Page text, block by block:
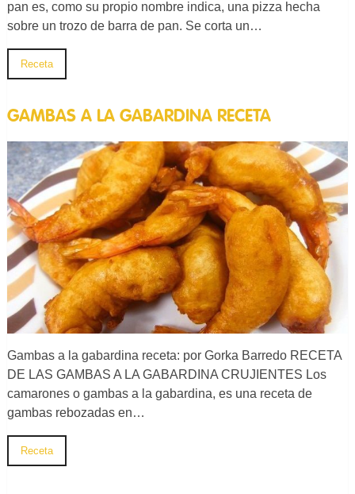
pan es, como su propio nombre indica, una pizza hecha
sobre un trozo de barra de pan. Se corta un…
Receta
GAMBAS A LA GABARDINA RECETA
Gambas a la gabardina receta: por Gorka Barredo RECETA
DE LAS GAMBAS A LA GABARDINA CRUJIENTES Los
camarones o gambas a la gabardina, es una receta de
gambas rebozadas en…
Receta